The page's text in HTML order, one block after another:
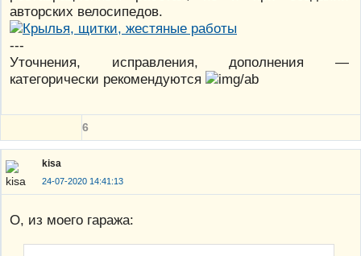
авторских велосипедов.
---
Уточнения, исправления, дополнения —
категорически рекомендуются
6
kisa
24-07-2020 14:41:13
О, из моего гаража: